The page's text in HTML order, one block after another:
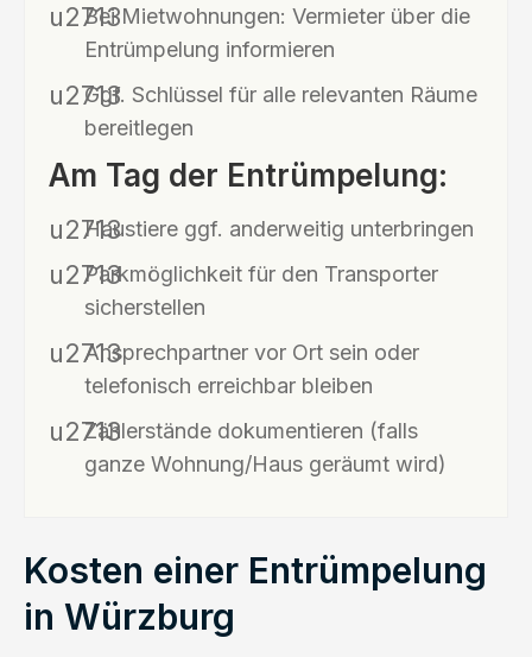
Bei Mietwohnungen: Vermieter über die
Entrümpelung informieren
Ggf. Schlüssel für alle relevanten Räume
bereitlegen
Am Tag der Entrümpelung:
Haustiere ggf. anderweitig unterbringen
Parkmöglichkeit für den Transporter
sicherstellen
Ansprechpartner vor Ort sein oder
telefonisch erreichbar bleiben
Zählerstände dokumentieren (falls
ganze Wohnung/Haus geräumt wird)
Kosten einer Entrümpelung
in Würzburg